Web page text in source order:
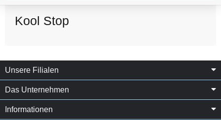
Kool Stop
Unsere Filialen
Das Unternehmen
Informationen